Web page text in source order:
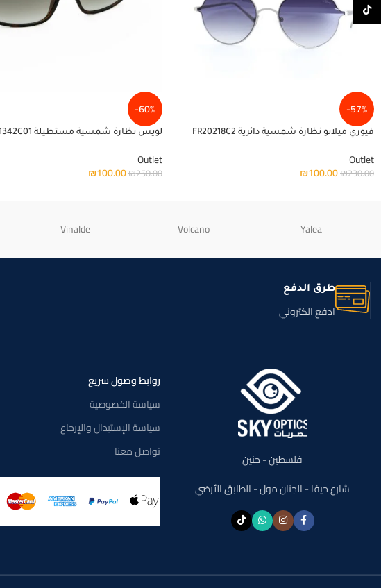
-57%
فيوري ميلانو نظارة شمسية دائرية FR20218C2
Outlet
₪230.00
₪100.00
-60%
لويس نظارة شمسية مستطيلة L1342C01
Outlet
₪250.00
₪100.00
Yalea
Volcano
Vinalde
طرق الدفع
ادفع الكتروني
فلسطين - جنين
شارع حيفا - الجنان مول - الطابق الأرضي
روابط وصول سريع
سياسة الخصوصية
سياسة الإستبدال والإرجاع
تواصل معنا
TikTok